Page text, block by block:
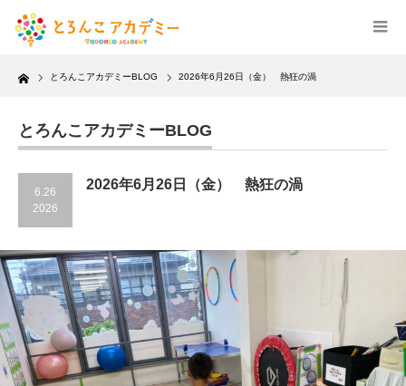
Home とろんこアカデミーBLOG 2026年6月26日（金） 熱狂の渦
とろんこアカデミーBLOG
6.26
2026
2026年6月26日（金） 熱狂の渦